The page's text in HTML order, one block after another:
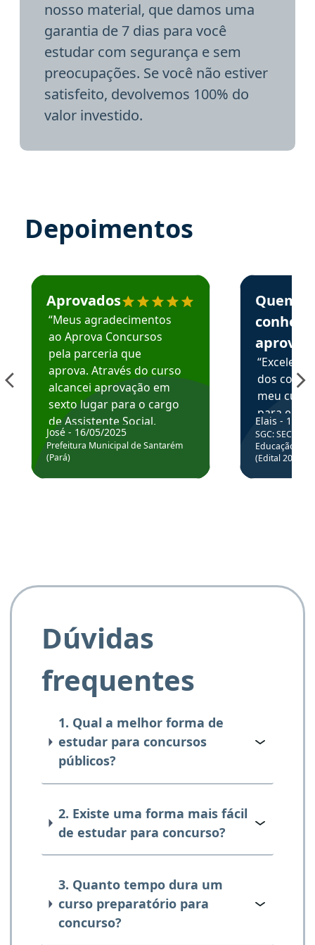
nosso material, que damos uma
garantia de 7 dias para você
estudar com segurança e sem
preocupações. Se você não estiver
satisfeito, devolvemos 100% do
valor investido.
Depoimentos
Estudante José recomenda o Aprova Concursos em
Aprovados
“Meus agradecimentos
ao Aprova Concursos
pela parceria que
aprova. Através do curso
alcancei aprovação em
sexto lugar para o cargo
de Assistente Social.
Hoje estou atuando na
Prefeitura de Santarém.
José - 16/05/2025
Prefeitura Municipal de Santarém
(Pará)
Estudante
Quem
aprova
dos
meu
para
colocar
através
de
Elais - 15/
SGC: SEC BA
Educação
(Edital
Dúvidas
frequentes
1. Qual a melhor forma de
estudar para concursos
públicos?
2. Existe uma forma mais fácil
de estudar para concurso?
3. Quanto tempo dura um
curso preparatório para
concurso?